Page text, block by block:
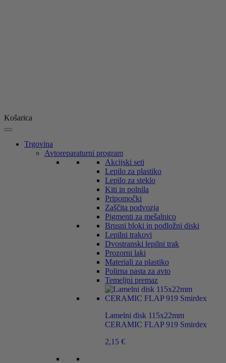
Košarica
Trgovina
Avtoreparaturni program
Akcijski seti
Lepilo za plastiko
Lepilo za steklo
Kiti in polnila
Pripomočki
Zaščita podvozja
Pigmenti za mešalnico
Brusni bloki in podložni diski
Lepilni trakovi
Dvostranski lepilni trak
Prozorni laki
Materiali za plastiko
Polirna pasta za avto
Temeljni premaz
Lamelni disk 115x22mm
CERAMIC FLAP 919 Smirdex
2,15 €